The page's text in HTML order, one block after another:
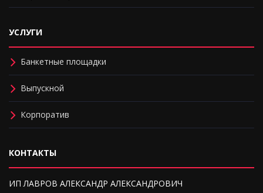
УСЛУГИ
Банкетные площадки
Выпускной
Корпоратив
КОНТАКТЫ
ИП ЛАВРОВ АЛЕКСАНДР АЛЕКСАНДРОВИЧ